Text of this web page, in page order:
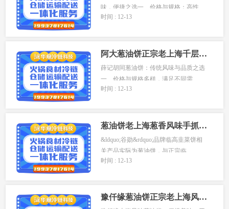
味，便捷之选一、价格与规格：高性...
时间 : 12-13
阿大葱油饼正宗老上海千层葱花煎饼黄油饼半成品
薛记胡同葱油饼：传统风味与品质之选
一、价格与规格多样，满足不同需...
时间 : 12-13
葱油饼老上海葱香风味手抓煎饼正宗早餐食品半成品速冻食品
&ldquo;谷勋&rdquo;品牌临高韭菜饼相
关产品实际为葱油饼，与正宗临...
时间 : 12-13
豫仟缘葱油饼正宗老上海风味速食早餐半成品葱花手抓饼生面饼煎饼